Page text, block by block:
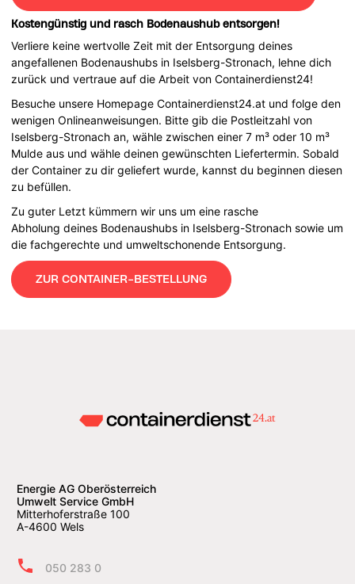
Kostengünstig und rasch Bodenaushub entsorgen!
Verliere keine wertvolle Zeit mit der Entsorgung deines
angefallenen Bodenaushubs in Iselsberg-Stronach, lehne dich
zurück und vertraue auf die Arbeit von Containerdienst24!
Besuche unsere Homepage Containerdienst24.at und folge den
wenigen Onlineanweisungen. Bitte gib die Postleitzahl von
Iselsberg-Stronach an, wähle zwischen einer 7 m³ oder 10 m³
Mulde aus und wähle deinen gewünschten Liefertermin. Sobald
der Container zu dir geliefert wurde, kannst du beginnen diesen
zu befüllen.
Zu guter Letzt kümmern wir uns um eine rasche
Abholung deines Bodenaushubs in Iselsberg-Stronach sowie um
die fachgerechte und umweltschonende Entsorgung.
ZUR CONTAINER-BESTELLUNG
Energie AG Oberösterreich
Umwelt Service GmbH
Mitterhoferstraße 100
A-4600 Wels
050 283 0